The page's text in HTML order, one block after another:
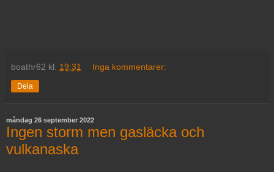
boathr62 kl. 19:31 Inga kommentarer:
Dela
måndag 26 september 2022
Ingen storm men gasläcka och
vulkanaska